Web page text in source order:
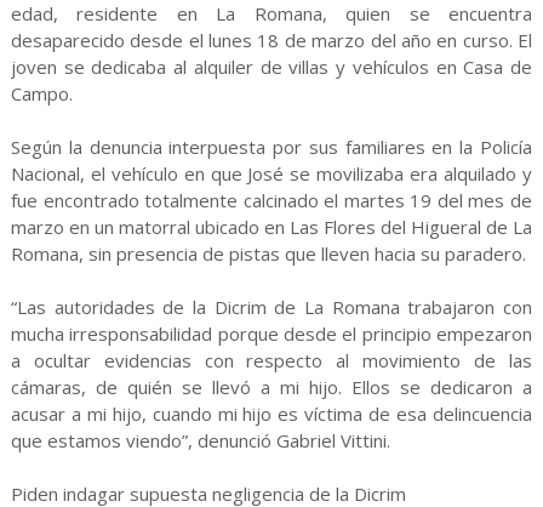
edad, residente en La Romana, quien se encuentra
desaparecido desde el lunes 18 de marzo del año en curso. El
joven se dedicaba al alquiler de villas y vehículos en Casa de
Campo.
Según la denuncia interpuesta por sus familiares en la Policía
Nacional, el vehículo en que José se movilizaba era alquilado y
fue encontrado totalmente calcinado el martes 19 del mes de
marzo en un matorral ubicado en Las Flores del Higueral de La
Romana, sin presencia de pistas que lleven hacia su paradero.
“Las autoridades de la Dicrim de La Romana trabajaron con
mucha irresponsabilidad porque desde el principio empezaron
a ocultar evidencias con respecto al movimiento de las
cámaras, de quién se llevó a mi hijo. Ellos se dedicaron a
acusar a mi hijo, cuando mi hijo es víctima de esa delincuencia
que estamos viendo”, denunció Gabriel Vittini.
Piden indagar supuesta negligencia de la Dicrim